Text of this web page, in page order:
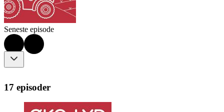
Seneste episode
17 episoder